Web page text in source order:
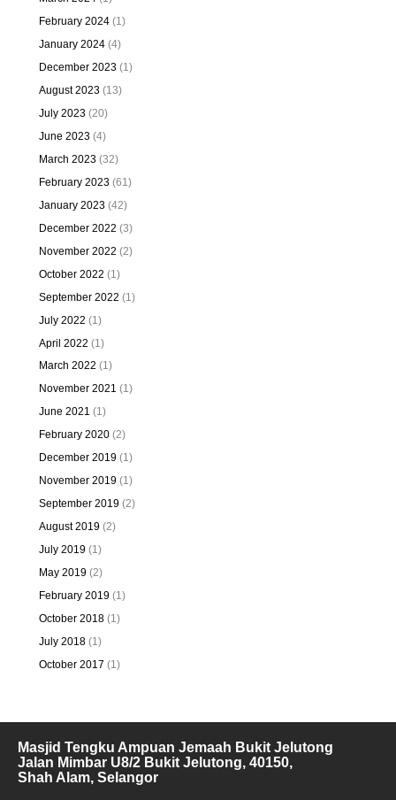
February 2024(1)
January 2024(4)
December 2023(1)
August 2023(13)
July 2023(20)
June 2023(4)
March 2023(32)
February 2023(61)
January 2023(42)
December 2022 (3)
November 2022 (2)
October 2022 (1)
September 2022 (1)
July 2022 (1)
April 2022 (1)
March 2022 (1)
November 2021 (1)
June 2021 (1)
February 2020(2)
December 2019(1)
November 2019(1)
September 2019(2)
August 2019(2)
July 2019(1)
May 2019(2)
February 2019(1)
October 2018(1)
July 2018(1)
October 2017 (1)
Masjid Tengku Ampuan Jemaah Bukit Jelutong
Jalan Mimbar U8/2 Bukit Jelutong, 40150,
Shah Alam, Selangor